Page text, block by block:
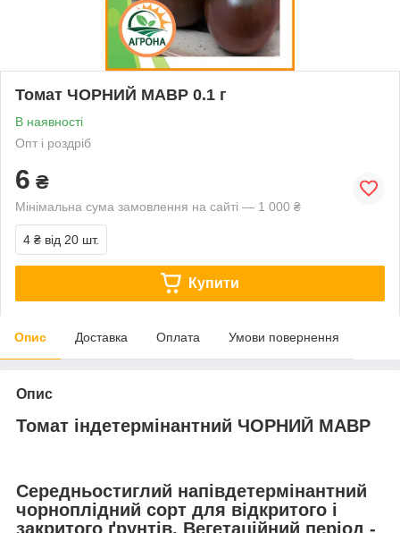
Томат ЧОРНИЙ МАВР 0.1 г
В наявності
Опт і роздріб
6 ₴
Мінімальна сума замовлення на сайті — 1 000 ₴
4 ₴ від 20 шт.
Купити
Опис Доставка Оплата Умови повернення
Опис
Томат індетермінантний ЧОРНИЙ МАВР
Середньостиглий напівдетермінантний
чорноплідний сорт для відкритого і
закритого ґрунтів. Вегетаційний період -